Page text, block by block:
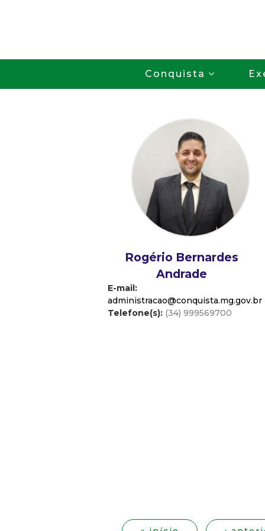
Conquista
Rogério Bernardes
Andrade
E-mail:
administracao@conquista.mg.gov.br
Telefone(s): (34) 999569700